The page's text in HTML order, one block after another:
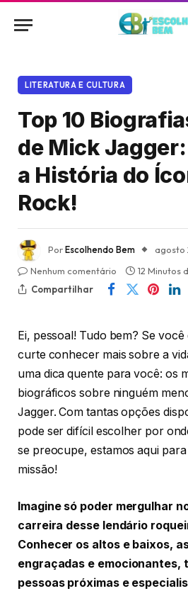
LITERATURA E CULTURA
Top 10
de Mick
a História do
Rock!
PorEscolhendo Bem
agosto
Nenhum comentário
12 Minutos
Compartilhar
Ei, pessoal! Tudo bem? Se você
curte conhecer mais sobre a
uma dica quente para você: os
biográficos sobre ninguém
Jagger. Com tantas opções
pode ser difícil escolher por
se preocupe, estamos aqui
missão!
Imagine só poder mergulhar
carreira desse lendário
Conhecer os altos e baixos,
engraçadas e emocionantes,
pessoas próximas e